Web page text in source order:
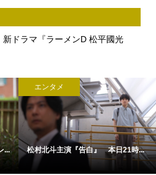
ドラマ『ラーメンD 松平國光
...
エンタメ
松村北斗主演『告白』 本日21時...